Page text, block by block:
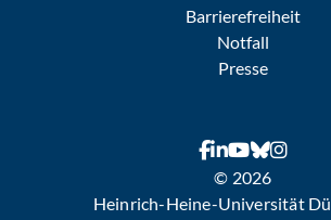
Barrierefreiheit
Notfall
Presse
© 2026
Heinrich-Heine-Universität